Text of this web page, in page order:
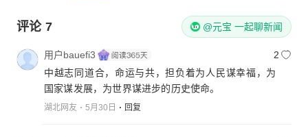
评论 7 @元宝 一起聊新闻
用户bauefi3
2
中越志同道合，命运与共，担负着为人民谋幸福，为
国家谋发展，为世界谋进步的历史使命。
湖北网友 5月30日 回复